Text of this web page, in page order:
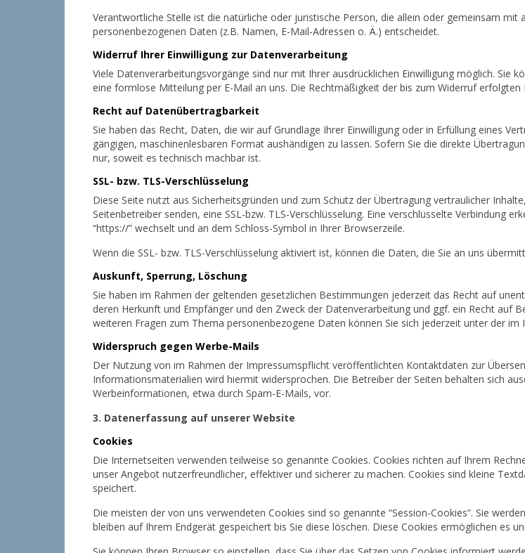
Verantwortliche Stelle ist die natürliche oder juristische Person, die allein oder gemeinsam
personenbezogenen Daten (z.B. Namen, E-Mail-Adressen o. Ä.) entscheidet.
Widerruf Ihrer Einwilligung zur Datenverarbeitung
Viele Datenverarbeitungsvorgänge sind nur mit Ihrer ausdrücklichen Einwilligung möglich. Sie
eine formlose Mitteilung per E-Mail an uns. Die Rechtmäßigkeit der bis zum Widerruf
Recht auf Datenübertragbarkeit
Sie haben das Recht, Daten, die wir auf Grundlage Ihrer Einwilligung oder in Erfüllung eines
gängigen, maschinenlesbaren Format aushändigen zu lassen. Sofern Sie die direkte
nur, soweit es technisch machbar ist.
SSL- bzw. TLS-Verschlüsselung
Diese Seite nutzt aus Sicherheitsgründen und zum Schutz der Übertragung vertraulicher
Seitenbetreiber senden, eine SSL-bzw. TLS-Verschlüsselung. Eine verschlüsselte Verbindung
“https://” wechselt und an dem Schloss-Symbol in Ihrer Browserzeile.
Wenn die SSL- bzw. TLS-Verschlüsselung aktiviert ist, können die Daten, die Sie an uns
Auskunft, Sperrung, Löschung
Sie haben im Rahmen der geltenden gesetzlichen Bestimmungen jederzeit das Recht auf
deren Herkunft und Empfänger und den Zweck der Datenverarbeitung und ggf. ein Recht auf
weiteren Fragen zum Thema personenbezogene Daten können Sie sich jederzeit unter der im
Widerspruch gegen Werbe-Mails
Der Nutzung von im Rahmen der Impressumspflicht veröffentlichten Kontaktdaten zur
Informationsmaterialien wird hiermit widersprochen. Die Betreiber der Seiten behalten sich
Werbeinformationen, etwa durch Spam-E-Mails, vor.
3. Datenerfassung auf unserer Website
Cookies
Die Internetseiten verwenden teilweise so genannte Cookies. Cookies richten auf Ihrem
unser Angebot nutzerfreundlicher, effektiver und sicherer zu machen. Cookies sind kleine
speichert.
Die meisten der von uns verwendeten Cookies sind so genannte “Session-Cookies”. Sie
bleiben auf Ihrem Endgerät gespeichert bis Sie diese löschen. Diese Cookies ermöglichen es